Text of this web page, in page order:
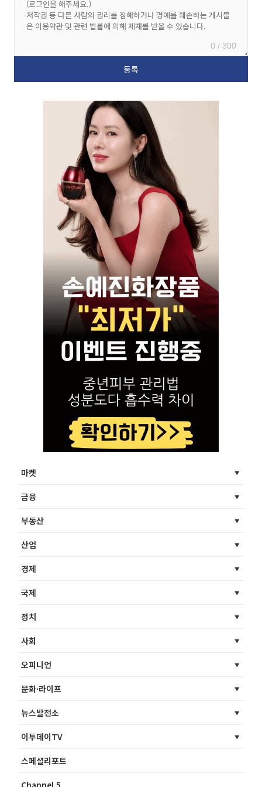
0 / 300
마켓
금융
부동산
산업
경제
국제
정치
사회
오피니언
문화·라이프
뉴스발전소
이투데이TV
스페셜리포트
Channel 5